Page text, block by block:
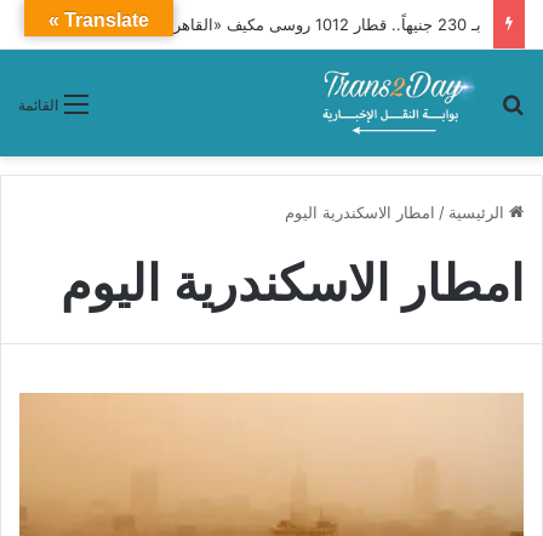
بـ 230 جنيهاً.. قطار 1012 روسى مكيف «القاهرة ـ قوص» (تفاصيل)
القائمة بحث عن
الرئيسية / امطار الاسكندرية اليوم
امطار الاسكندرية اليوم
Translate »